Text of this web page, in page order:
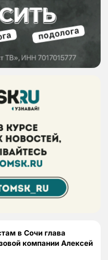
в Сочи глава
компании Алексей